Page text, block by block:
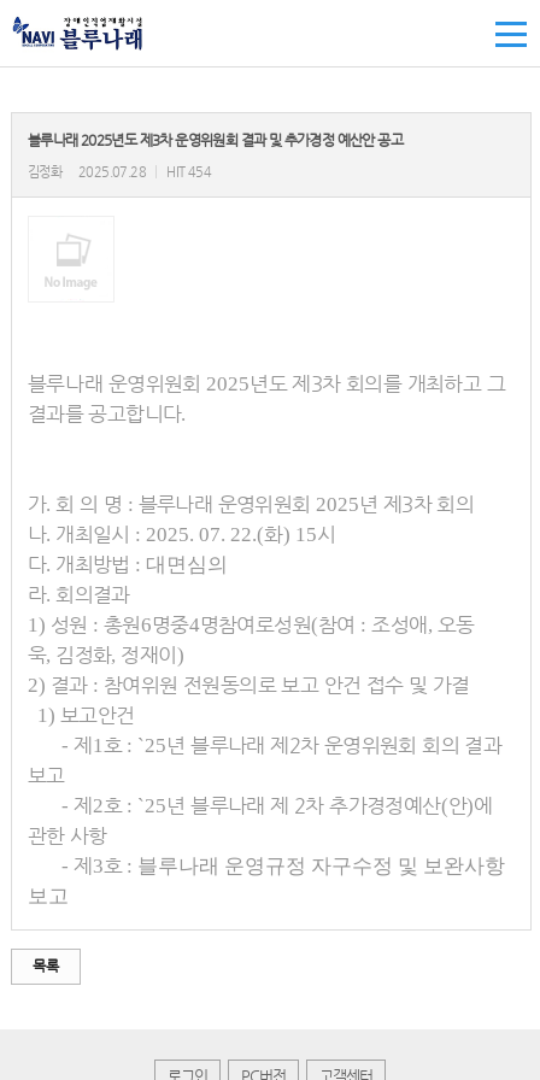
블루나래 2025년도 제3차 운영위원회 결과 및 추가경정 예산안 공고
김정화 2025.07.28 HIT 454
블루나래 운영위원회2025년도 제 3차 회의를 개최하고 그
결과를 공고합니다.
가.회 의 명 : 블루나래 운영위원회2025년 제 3차 회의
나. 개최일시 : 2025. 07. 22.(화) 15시
다. 개최방법 : 대면심의
라.회의결과
1) 성원 :총원6명중4명참여로성원(참여 :조성애 , 오동
욱, 김정화, 정재이 )
2) 결과 : 참여위원 전원동의로 보고안건 접수 및 가결
1) 보고안건
- 제 1호 : `25년 블루나래 제 2차 운영위원회 회의 결과
보고
- 제 2호 : `25년 블루나래 제 2차 추가경정예산(안)에
관한 사항
- 제 3호 : 블루나래 운영규정 자구수정 및 보완사항
보고
목록
로그인 PC버전 고객센터